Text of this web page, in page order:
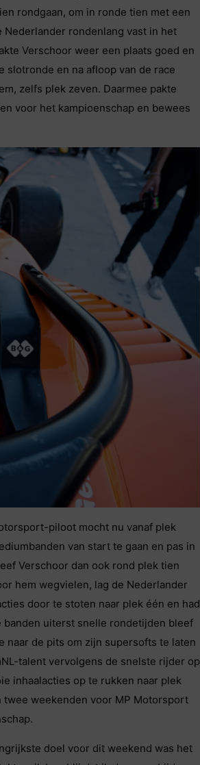
rondgaan, om in ronde tien met een
rondenlang vast in het
Verschoor weer een plaats goed en
slotronde en na afloop van de race
zelfs plek zeven. Daarmee pakte
voor het kampioenschap en bewees
piloot mocht nu vanaf plek
van start te gaan en pas in
Verschoor dan ook rond plek tien
hem wegvielen, lag de Nederlander
door te stoten naar plek één en had
uiterst snelle rondetijden bleef
naar de pits om zijn supersofts te laten
talent vervolgens de snelste rijder op
inhaalacties op te rukken naar plek
weekenden voor MP Motorsport
doel voor dit weekend was het